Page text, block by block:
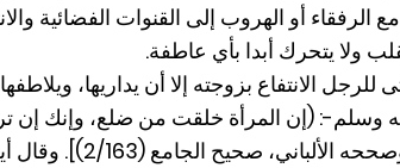
الرفقاء أو الهروب إلى القنوات الفضائية
ولا يتحرك أبدا بأي عاطفة.
للرجل الانتفاع بزوجته إلا أن يداريها،
وسلم-: (إن المرأة خلقت من ضلع، وإنك إن
[أحمد وصححه